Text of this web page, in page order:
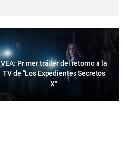
VEA: Primer tráiler del retorno a la
TV de "Los Expedientes Secretos
X"